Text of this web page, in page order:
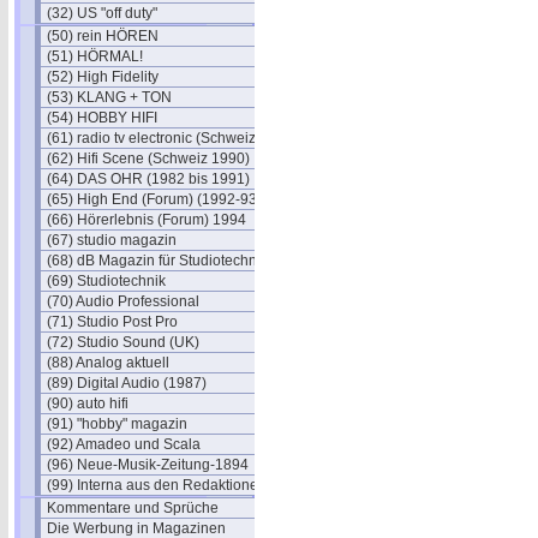
(32) US "off duty"
(50) rein HÖREN
(51) HÖRMAL!
(52) High Fidelity
(53) KLANG + TON
(54) HOBBY HIFI
(61) radio tv electronic (Schweiz)
(62) Hifi Scene (Schweiz 1990)
(64) DAS OHR (1982 bis 1991)
(65) High End (Forum) (1992-93)
(66) Hörerlebnis (Forum) 1994
(67) studio magazin
(68) dB Magazin für Studiotechnik
(69) Studiotechnik
(70) Audio Professional
(71) Studio Post Pro
(72) Studio Sound (UK)
(88) Analog aktuell
(89) Digital Audio (1987)
(90) auto hifi
(91) "hobby" magazin
(92) Amadeo und Scala
(96) Neue-Musik-Zeitung-1894
(99) Interna aus den Redaktionen
Kommentare und Sprüche
Die Werbung in Magazinen